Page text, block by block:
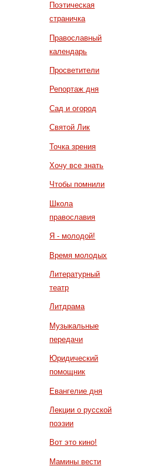
Поэтическая
страничка
Православный
календарь
Просветители
Репортаж дня
Сад и огород
Святой Лик
Точка зрения
Хочу все знать
Чтобы помнили
Школа
православия
Я - молодой!
Время молодых
Литературный
театр
Литдрама
Музыкальные
передачи
Юридический
помощник
Евангелие дня
Лекции о русской
поэзии
Вот это кино!
Мамины вести